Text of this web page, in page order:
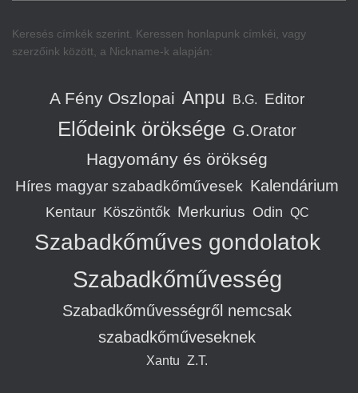
Keresés címkék szerint. Keressen honlapunk címkéi, vagy
szerzőink között, a Nickname-k alapján:
A Fény Oszlopai Anpu B.G. Editor
Elődeink öröksége G.Orator
Hagyomány és örökség
Híres magyar szabadkőművesek Kalendárium
Kentaur Köszöntők Merkurius Odin QC
Szabadkőműves gondolatok
Szabadkőművesség
Szabadkőművességről nemcsak
szabadkőműveseknek
Xantu Z.T.